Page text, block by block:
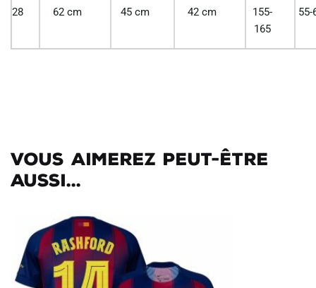
28 62 cm 45 cm 42 cm
155-
165
55-
Vous aimerez peut-être
aussi...